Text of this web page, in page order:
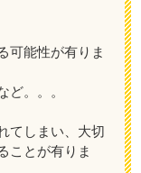
可能性が有りま
ど。。。
てしまい、大切
ことが有りま